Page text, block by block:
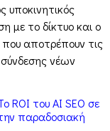
υποκινητικός
με το δίκτυο και ο
που αποτρέπουν τις
νέων
ROI του AI SEO σε
παραδοσιακή